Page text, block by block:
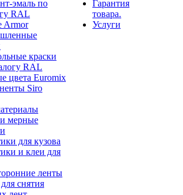
эмаль по
RAL
Armor
краски
RAL
цвета Euromix
Siro
мерные
для кузова
и клеи для
ленты
снятия
Гарантия
товара.
Услуги